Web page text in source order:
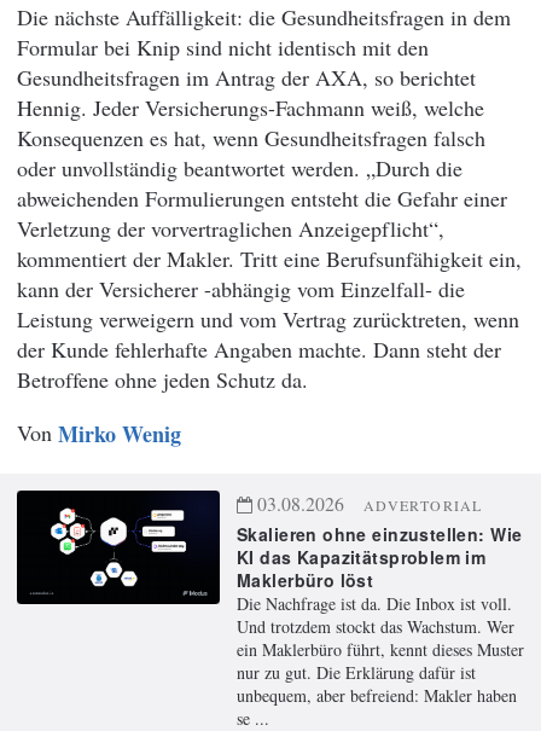
Die nächste Auffälligkeit: die Gesundheitsfragen in dem
Formular bei Knip sind nicht identisch mit den
Gesundheitsfragen im Antrag der AXA, so berichtet
Hennig. Jeder Versicherungs-Fachmann weiß, welche
Konsequenzen es hat, wenn Gesundheitsfragen falsch
oder unvollständig beantwortet werden. „Durch die
abweichenden Formulierungen entsteht die Gefahr einer
Verletzung der vorvertraglichen Anzeigepflicht“,
kommentiert der Makler. Tritt eine Berufsunfähigkeit ein,
kann der Versicherer -abhängig vom Einzelfall- die
Leistung verweigern und vom Vertrag zurücktreten, wenn
der Kunde fehlerhafte Angaben machte. Dann steht der
Betroffene ohne jeden Schutz da.
Von Mirko Wenig
03.08.2026 ADVERTORIAL
Skalieren ohne einzustellen: Wie
KI das Kapazitätsproblem im
Maklerbüro löst
Die Nachfrage ist da. Die Inbox ist voll.
Und trotzdem stockt das Wachstum. Wer
ein Maklerbüro führt, kennt dieses Muster
nur zu gut. Die Erklärung dafür ist
unbequem, aber befreiend: Makler haben
se ...